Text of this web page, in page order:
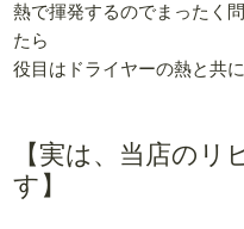
熱で揮発するのでまったく
たら
役目はドライヤーの熱と共
【実は、当店の
す】